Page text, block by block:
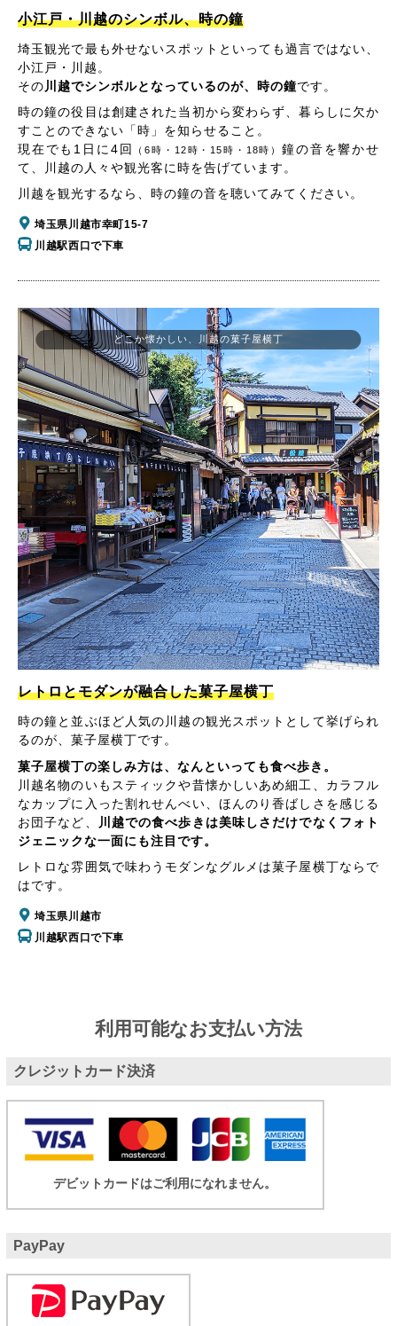
小江戸・川越のシンボル、時の鐘
埼玉観光で最も外せないスポットといっても過言ではない、
小江戸・川越。
その川越でシンボルとなっているのが、時の鐘です。
時の鐘の役目は創建された当初から変わらず、暮らしに欠か
すことのできない「時」を知らせること。
現在でも1日に4回
（6時・12時・15時・18時）鐘の音を響かせ
て、川越の人々や観光客に時を告げています。
川越を観光するなら、時の鐘の音を聴いてみてください。
埼玉県川越市幸町15-7
川越駅西口で下車
レトロとモダンが融合した菓子屋横丁
時の鐘と並ぶほど人気の川越の観光スポットとして挙げられ
るのが、菓子屋横丁です。
菓子屋横丁の楽しみ方は、なんといっても食べ歩き。
川越名物のいもスティックや昔懐かしいあめ細工、カラフル
なカップに入った割れせんべい、ほんのり香ばしさを感じる
お団子など、
川越での食べ歩きは美味しさだけでなくフォト
ジェニックな一面にも注目です。
レトロな雰囲気で味わうモダンなグルメは菓子屋横丁ならで
はです。
埼玉県川越市
川越駅西口で下車
どこか懐かしい、川越の菓子屋横丁
利用可能なお支払い方法
クレジットカード決済
デビットカードはご利用になれません。
PayPay